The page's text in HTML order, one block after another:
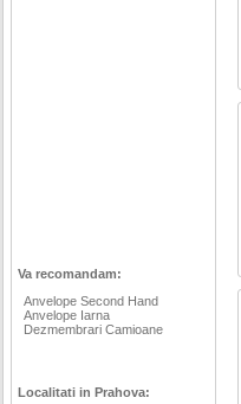
Va recomandam:
Anvelope Second Hand
Anvelope Iarna
Dezmembrari Camioane
Localitati in Prahova: